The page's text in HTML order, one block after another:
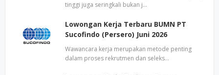
tinggi juga seringkali bukan j…
Lowongan Kerja Terbaru BUMN PT
Sucofindo (Persero) Juni 2026
Wawancara kerja merupakan metode penting
dalam proses rekrutmen dan seleks…